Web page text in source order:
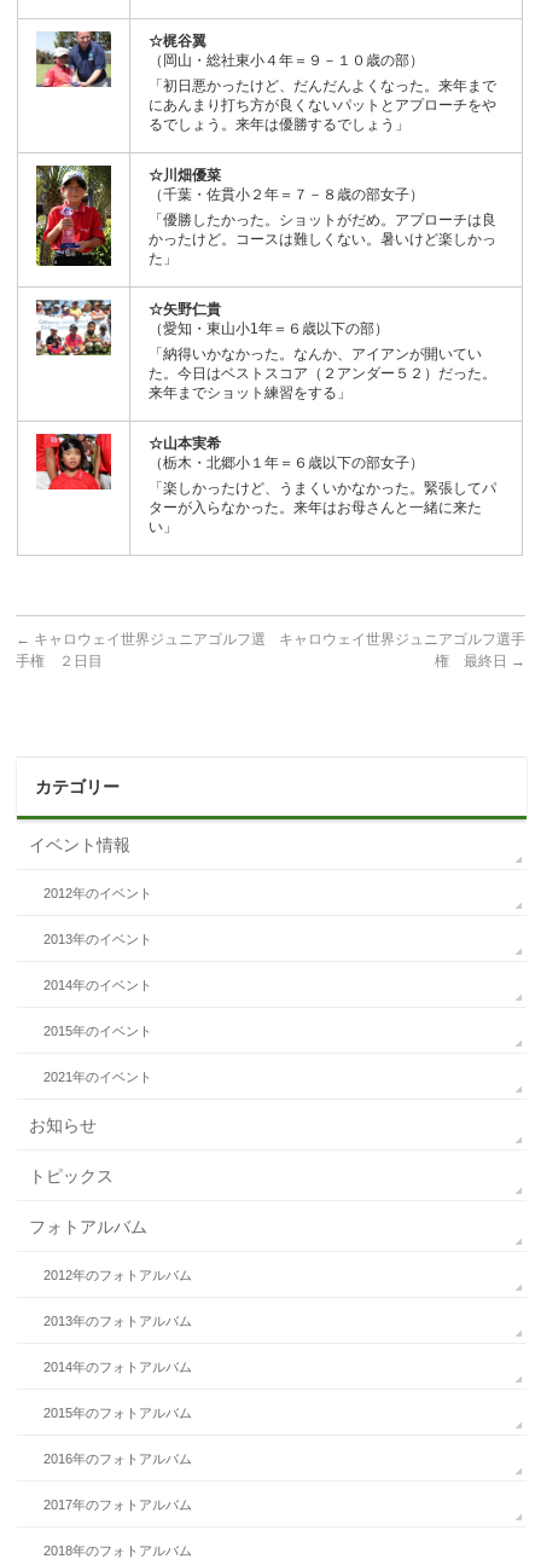
☆梶谷翼
（岡山・総社東小４年＝９－１０歳の部）
「初日悪かったけど、だんだんよくなった。来年まで
にあんまり打ち方が良くないパットとアプローチをや
るでしょう。来年は優勝するでしょう」
☆川畑優菜
（千葉・佐貫小２年＝７－８歳の部女子）
「優勝したかった。ショットがだめ。アプローチは良
かったけど。コースは難しくない。暑いけど楽しかっ
た」
☆矢野仁貴
（愛知・東山小1年＝６歳以下の部）
「納得いかなかった。なんか、アイアンが開いてい
た。今日はベストスコア（２アンダー５２）だった。
来年までショット練習をする」
☆山本実希
（栃木・北郷小１年＝６歳以下の部女子）
「楽しかったけど、うまくいかなかった。緊張してパ
ターが入らなかった。来年はお母さんと一緒に来た
い」
← キャロウェイ世界ジュニアゴルフ選
手権 ２日目
キャロウェイ世界ジュニアゴルフ選手
権 最終日 →
カテゴリー
イベント情報
2012年のイベント
2013年のイベント
2014年のイベント
2015年のイベント
2021年のイベント
お知らせ
トピックス
フォトアルバム
2012年のフォトアルバム
2013年のフォトアルバム
2014年のフォトアルバム
2015年のフォトアルバム
2016年のフォトアルバム
2017年のフォトアルバム
2018年のフォトアルバム